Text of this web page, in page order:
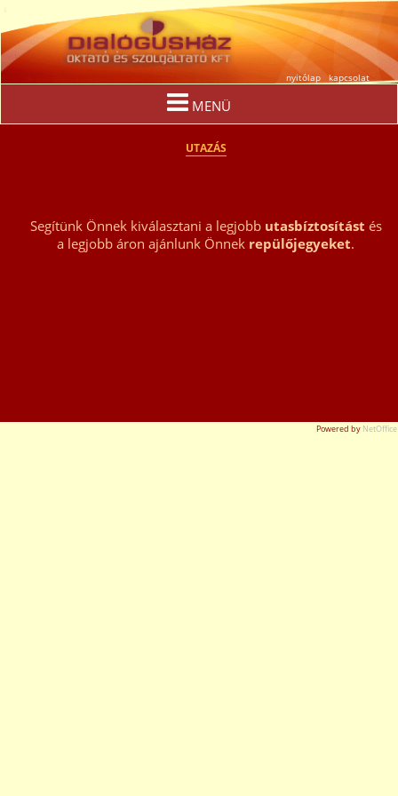
nyitólap kapcsolat
MENÜ
UTAZÁS
Segítünk Önnek kiválasztani a legjobb utasbíztosítást és
a legjobb áron ajánlunk Önnek repülőjegyeket.
Powered by NetOffice